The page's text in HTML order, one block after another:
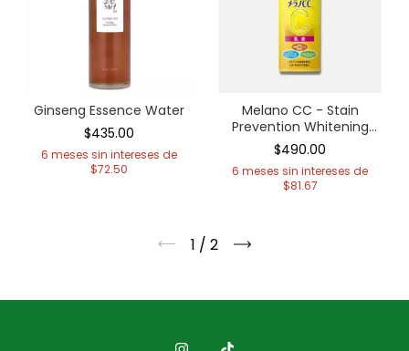
Ginseng Essence Water
$435.00
6 meses sin intereses de
$72.50
Melano CC - Stain
Prevention Whitening
Milky Lotion
$490.00
6 meses sin intereses de
$81.67
1 / 2